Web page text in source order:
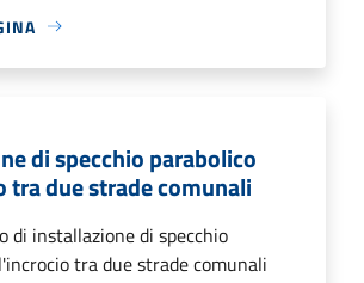
di specchio parabolico
tra due strade comunali
di installazione di specchio
tra due strade comunali